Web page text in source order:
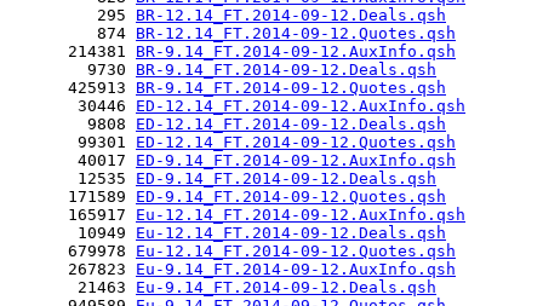
         295
BR-12.14_FT.2014-09-12.Deals.qsh
         874
BR-12.14_FT.2014-09-12.Quotes.qsh
      214381
BR-9.14_FT.2014-09-12.AuxInfo.qsh
        9730
BR-9.14_FT.2014-09-12.Deals.qsh
      425913
BR-9.14_FT.2014-09-12.Quotes.qsh
       30446
ED-12.14_FT.2014-09-12.AuxInfo.qsh
        9808
ED-12.14_FT.2014-09-12.Deals.qsh
       99301
ED-12.14_FT.2014-09-12.Quotes.qsh
       40017
ED-9.14_FT.2014-09-12.AuxInfo.qsh
       12535
ED-9.14_FT.2014-09-12.Deals.qsh
      171589
ED-9.14_FT.2014-09-12.Quotes.qsh
      165917
Eu-12.14_FT.2014-09-12.AuxInfo.qsh
       10949
Eu-12.14_FT.2014-09-12.Deals.qsh
      679978
Eu-12.14_FT.2014-09-12.Quotes.qsh
      267823
Eu-9.14_FT.2014-09-12.AuxInfo.qsh
       21463
Eu-9.14_FT.2014-09-12.Deals.qsh